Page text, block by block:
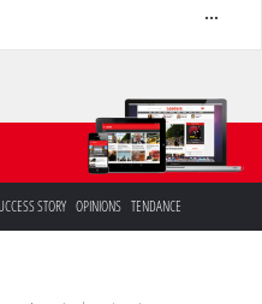
...
STORY OPINIONS TENDANCE